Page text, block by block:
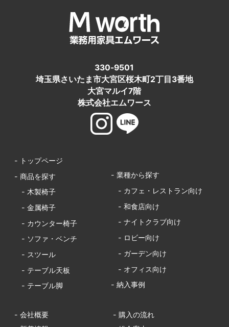
330-9501
埼玉県さいたま市大宮区桜木町2丁目3番地
大宮マルイ7階
株式会社エムワース
- トップページ
- 商品を探す
- 木製椅子
- 金属椅子
- カウンター椅子
- ソファ・ベンチ
- スツール
- テーブル天板
- テーブル脚
- 業種から探す
- カフェ・レストラン向け
- 和食店向け
- ナイトクラブ向け
- ロビー向け
- ガーデン向け
- オフィス向け
- 納入事例
- 会社概要
- 購入の流れ